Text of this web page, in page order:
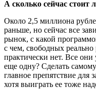
А сколько сейчас стоит
Около 2,5 миллиона
раньше, но сейчас все
рынок, с какой
с чем, свободных
практически нет. Все они
еще одну? Сделать
главное препятствие для
хотя выиграть ее тоже